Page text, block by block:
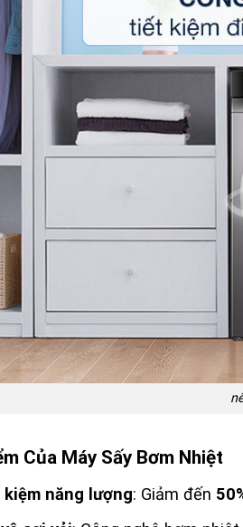
Của Máy Sấy Bơm Nhiệt
năng lượng: Giảm đến